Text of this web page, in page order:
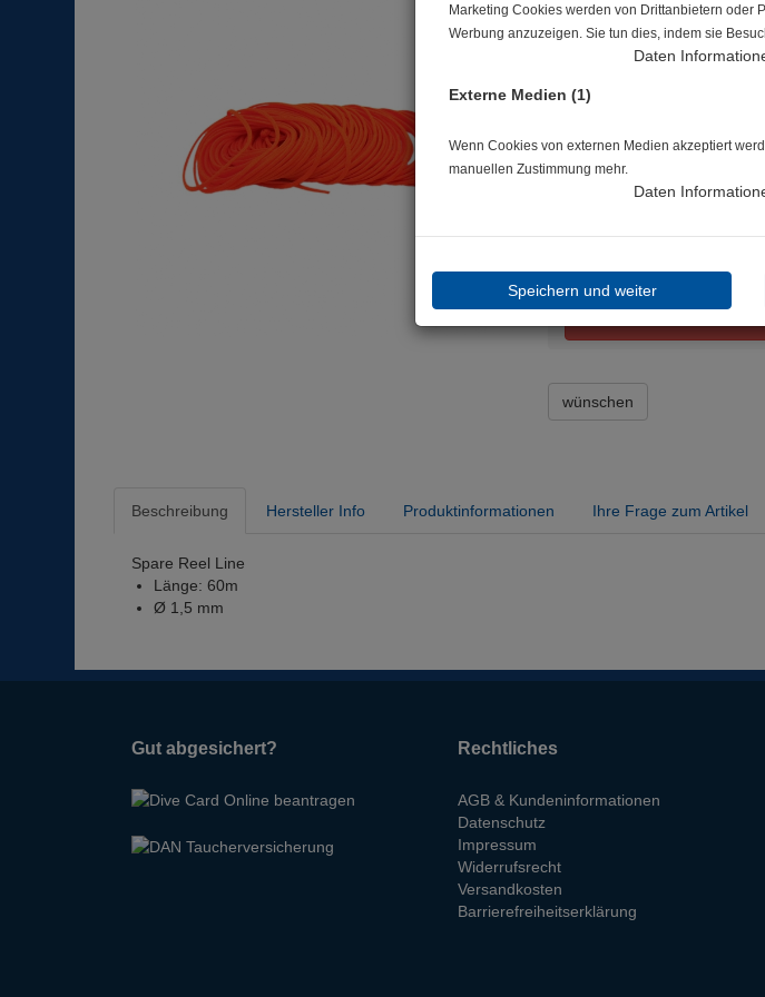
Artikelnr.: apk-RE911124
29,95 €*
Lieferbar in bitte telef.
wünschen
Beschreibung Hersteller Info Produktinformationen Ihre Frage zum Artikel
Spare Reel Line
Länge: 60m
Ø 1,5 mm
Gut abgesichert? Rechtliches
AGB & Kundeninformationen
Datenschutz
Impressum
Widerrufsrecht
Versandkosten
Barrierefreiheitserklärung
Marketing Cookies werden von Drittanbietern oder
Werbung anzuzeigen. Sie tun dies, indem sie
Daten
Externe Medien (1)
Wenn Cookies von externen Medien akzeptiert
manuellen Zustimmung mehr.
Daten
Speichern und weiter